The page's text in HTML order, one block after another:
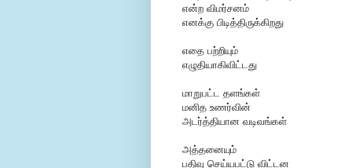
என்ற விமர்சனம்
எனக்கு பிடித்திருக்கிறது
எதை பற்றியும்
எழுதியாகிவிட்டது
மாறுபட்ட தளங்கள்
மனித உணர்வின்
அடர்த்தியான வடிவங்கள்
அத்தனையும்
பதிவு செய்யபட்டு விட்டன